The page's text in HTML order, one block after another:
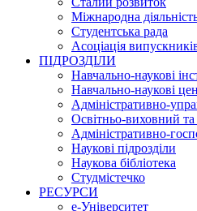
Міжнародна
Студентська рада
Асоціація
ПІДРОЗДІЛИ
Навчально-наукові
Навчально-наукові
Адміністративно-
Освітньо-виховний
Адміністративно-
Наукові підрозділи
Наукова бібліотека
Студмістечко
РЕСУРСИ
е-Університет